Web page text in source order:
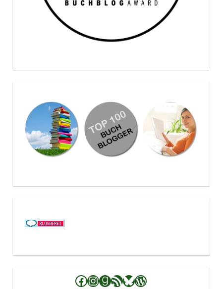
Facebook
Instagram
Goodreads
RSS-Feed
Bluesky
WordPress